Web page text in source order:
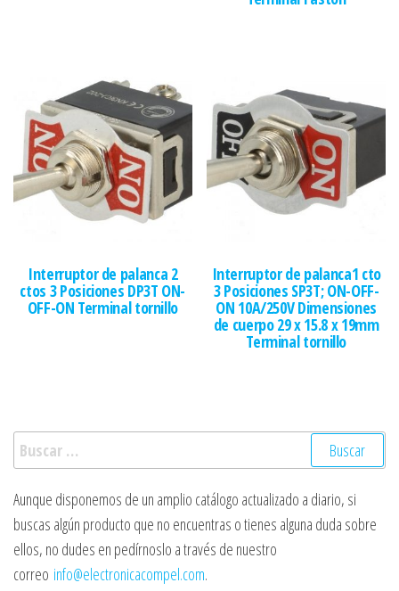
Interruptor de palanca 2
ctos 3 Posiciones DP3T ON-
OFF-ON Terminal tornillo
Interruptor de palanca1 cto
3 Posiciones SP3T; ON-OFF-
ON 10A/250V Dimensiones
de cuerpo 29 x 15.8 x 19mm
Terminal tornillo
Buscar:
Aunque disponemos de un amplio catálogo actualizado a diario, si
buscas algún producto que no encuentras o tienes alguna duda sobre
ellos, no dudes en pedírnoslo a través de nuestro
correo info@electronicacompel.com.